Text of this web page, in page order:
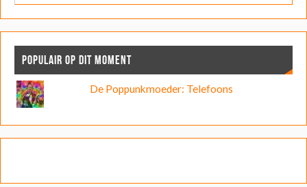
POPULAIR OP DIT MOMENT
De Poppunkmoeder: Telefoons